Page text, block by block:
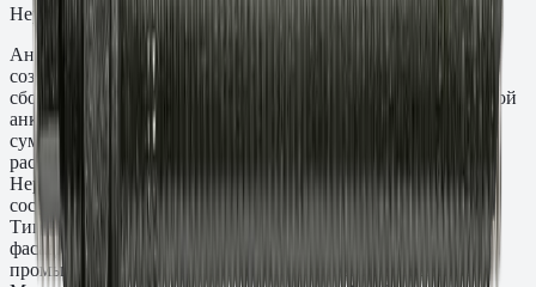
Нержавеющая сталь A4.
Анкерная шпилька VMU-A M12×250 мм предназначена для
создания резьбовых точек крепления в монолитных и
сборных железобетонных конструкциях методом химической
анкеровки. Глубина заделки составляет 125 мм при
суммарной длине стержня 250 мм — выступающая часть
рассчитана под толщину прикрепляемой детали. Материал:
Нержавеющая сталь A4. Применяется с инъекционными
составами Fasty серий VE-SF, VE-Polar, VME-600 и PE-SF.
Типичные задачи: крепление несущих стальных колонн,
фасадных кронштейнов, подкрановых балок и
промышленного оборудования к бетонным основаниям.